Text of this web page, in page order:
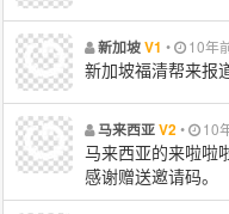
新加坡V1 • 10年
新加坡福清帮来报
马来西亚V2 • 10
马来西亚的来啦啦
感谢赠送邀请码。